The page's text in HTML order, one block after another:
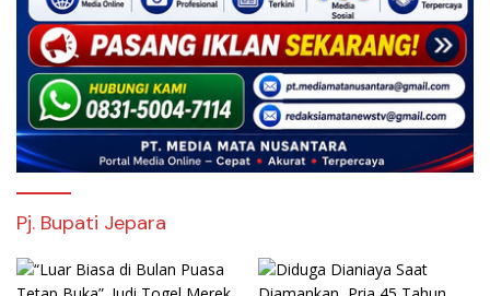
Pj. Bupati Jepara